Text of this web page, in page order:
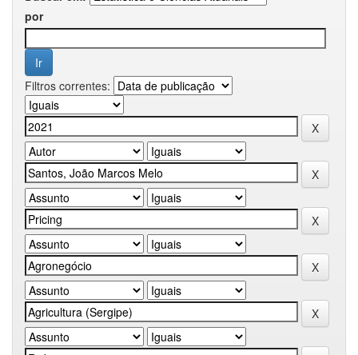
por
Filtros correntes: